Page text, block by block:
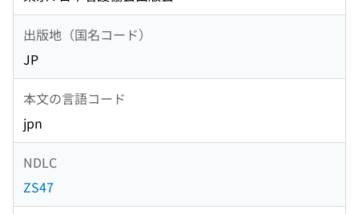
出版地（国名コード）
JP
本文の言語コード
jpn
NDLC
ZS47